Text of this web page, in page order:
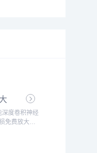
深度卷积神经
免费放大图